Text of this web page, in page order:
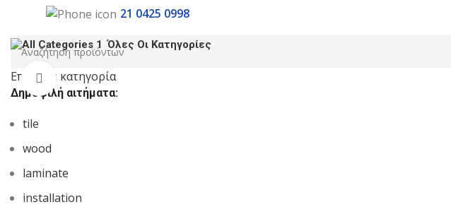
21 0425 0998
Όλες Οι Κατηγορίες
Κλικ για μεγέθυνση
Επιλέξτε κατηγορία
Δημοφιλή αιτήματα:
tile
wood
laminate
installation